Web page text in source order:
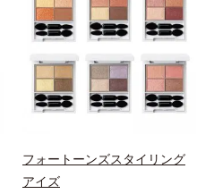
フォートーンズスタイリング
アイズ